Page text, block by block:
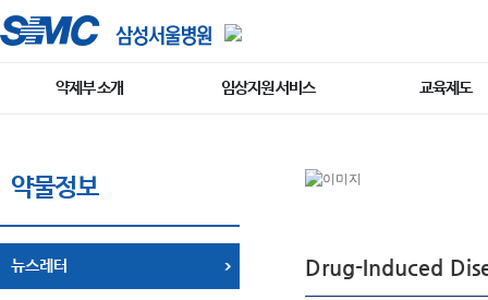
약제부 소개 임상지원 서비스 교육제도
약물정보
뉴스레터 Drug-Induced